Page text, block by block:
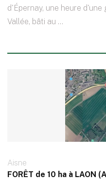
d'Épernay, une heure
Vallée, bâti au ...
Aisne
FORÊT de 10 ha à LAON